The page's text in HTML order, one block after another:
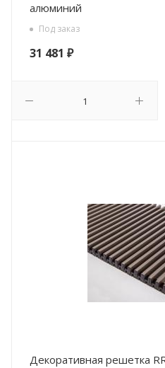
алюминий
Под заказ
31 481 ₽
Декоративная решетка RRA ELIT 350-2100 цвет